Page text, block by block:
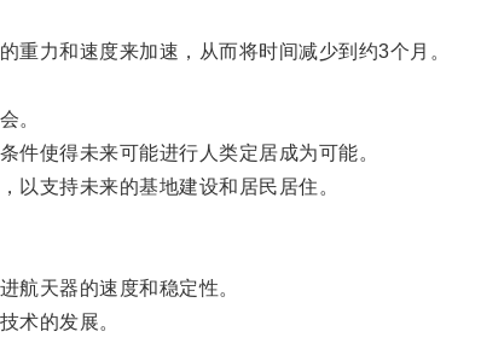
力和速度来加速，从而将时间减少到约3个月。
。
使得未来可能进行人类定居成为可能。
支持未来的基地建设和居民居住。
天器的速度和稳定性。
术的发展。